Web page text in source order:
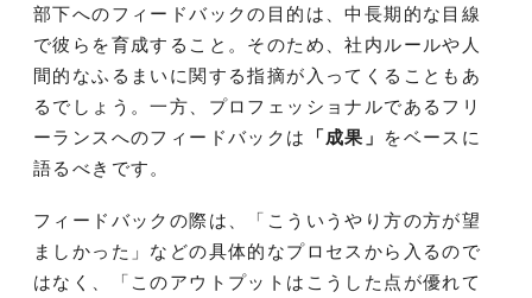
部下へのフィードバックの目的は、中長期的な目線
で彼らを育成すること。そのため、社内ルールや人
間的なふるまいに関する指摘が入ってくることもあ
るでしょう。一方、プロフェッショナルであるフリ
ーランスへのフィードバックは
「成果」
をベースに
語るべきです。
フィードバックの際は、「こういうやり方の方が望
ましかった」などの具体的なプロセスから入るので
はなく、「このアウトプットはこうした点が優れて